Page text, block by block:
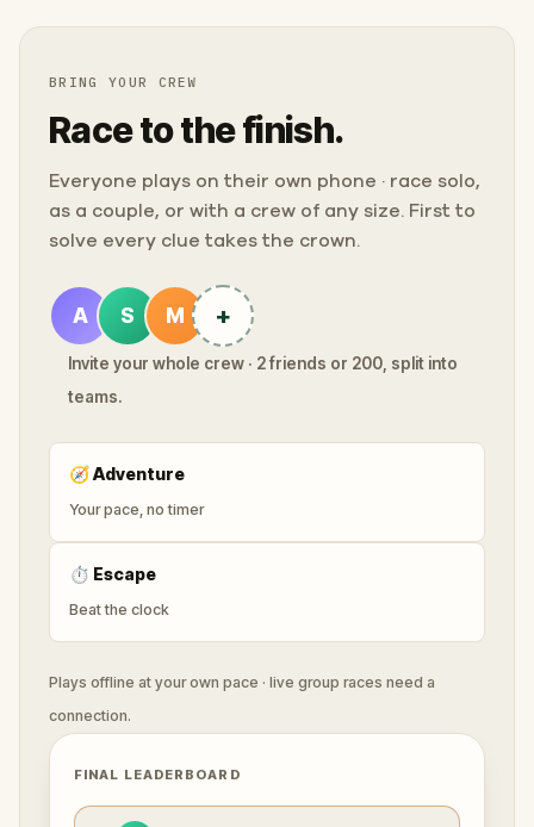
BRING YOUR CREW
Race to the finish.
Everyone plays on their own phone · race solo,
as a couple, or with a crew of any size. First to
solve every clue takes the crown.
A S M +
Invite your whole crew · 2 friends or 200, split into
teams.
🧭Adventure
Your pace, no timer
⏱ Escape
Beat the clock
Plays offline at your own pace · live group races need a
connection.
FINAL LEADERBOARD